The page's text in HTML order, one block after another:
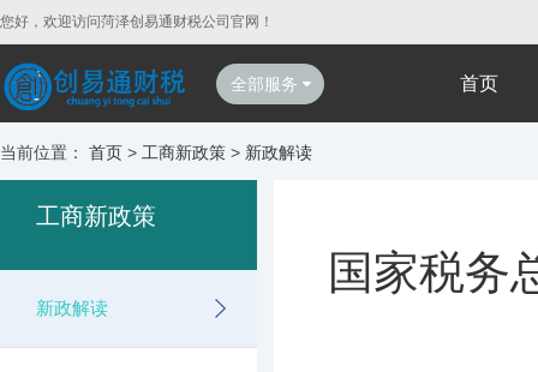
您好，欢迎访问菏泽创易通财税公司官网！
全部服务 首页
当前位置： 首页 > 工商新政策 > 新政解读
工商新政策
新政解读
国家税务